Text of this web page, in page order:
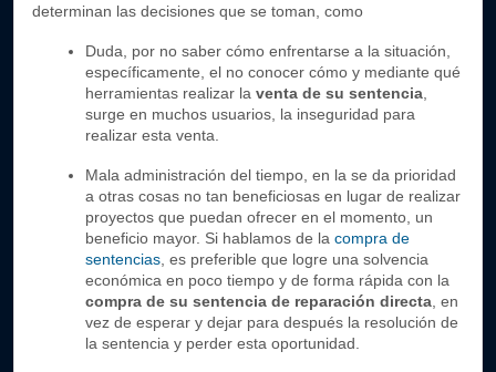
determinan las decisiones que se toman, como
Duda, por no saber cómo enfrentarse a la situación,
específicamente, el no conocer cómo y mediante qué
herramientas realizar la venta de su sentencia
surge en muchos usuarios, la inseguridad para
realizar esta venta.
Mala administración del tiempo, en la se da prioridad
a otras cosas no tan beneficiosas en lugar de realizar
proyectos que puedan ofrecer en el momento, un
beneficio mayor. Si hablamos de la compra de
sentencias , es preferible que logre una solvencia
compra de su sentencia de reparación directa , en
vez de esperar y dejar para después la resolución de
la sentencia y perder esta oportunidad.